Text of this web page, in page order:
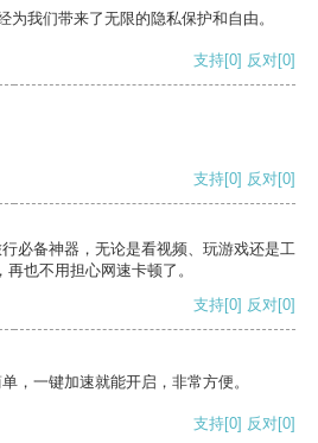
为我们带来了无限的隐私保护和自由。
支持[0] 反对[0]
支持[0] 反对[0]
必备神器，无论是看视频、玩游戏还是工
也不用担心网速卡顿了。
支持[0] 反对[0]
，一键加速就能开启，非常方便。
支持[0] 反对[0]